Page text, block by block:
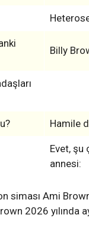
Billy
Hamile
Evet, şu
annesi:
siması Ami
2026 yılında